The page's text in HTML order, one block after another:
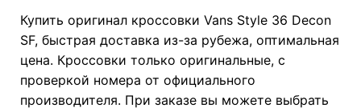
Купить оригинал кроссовки Vans Style 36 Decon
SF, быстрая доставка из-за рубежа, оптимальная
цена. Кроссовки только оригинальные, с
проверкой номера от официального
производителя. При заказе вы можете выбрать